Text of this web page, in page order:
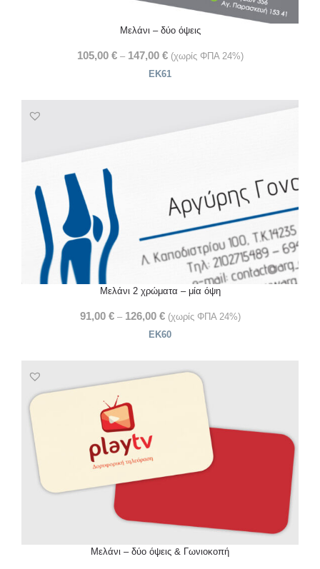
Μελάνι – δύο όψεις
105,00 € – 147,00 € (χωρίς ΦΠΑ 24%)
ΕΚ61
Μελάνι 2 χρώματα – μία όψη
91,00 € – 126,00 € (χωρίς ΦΠΑ 24%)
ΕΚ60
Μελάνι – δύο όψεις & Γωνιοκοπή